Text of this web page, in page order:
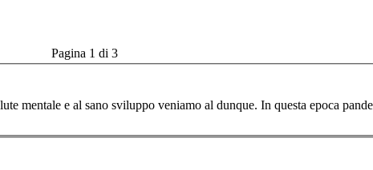
Pagina 1 di 3
sviluppo veniamo al dunque. In questa epoca pandemica la famiglia, già resa impoverita